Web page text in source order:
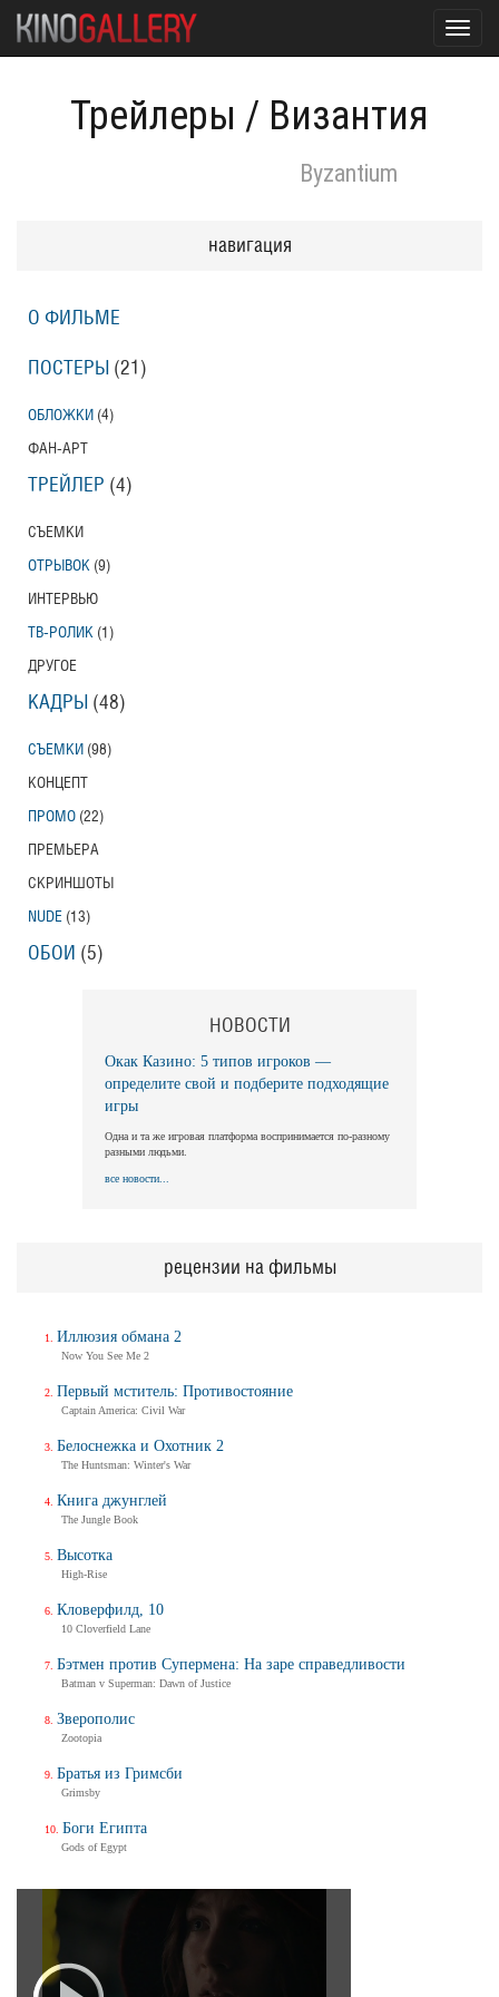
Трейлеры / Византия
Byzantium
навигация
О ФИЛЬМЕ
ПОСТЕРЫ (21)
ОБЛОЖКИ (4)
ФАН-АРТ
ТРЕЙЛЕР (4)
СЪЕМКИ
ОТРЫВОК (9)
ИНТЕРВЬЮ
ТВ-РОЛИК (1)
ДРУГОЕ
КАДРЫ (48)
СЪЕМКИ (98)
КОНЦЕПТ
ПРОМО (22)
ПРЕМЬЕРА
СКРИНШОТЫ
NUDE (13)
ОБОИ (5)
НОВОСТИ
Окак Казино: 5 типов игроков —
определите свой и подберите подходящие
игры
Одна и та же игровая платформа воспринимается по-разному
разными людьми.
все новости...
рецензии на фильмы
Иллюзия обмана 2
Now You See Me 2
Первый мститель: Противостояние
Captain America: Civil War
Белоснежка и Охотник 2
The Huntsman: Winter's War
Книга джунглей
The Jungle Book
Высотка
High-Rise
Кловерфилд, 10
10 Cloverfield Lane
Бэтмен против Супермена: На заре справедливости
Batman v Superman: Dawn of Justice
Зверополис
Zootopia
Братья из Гримсби
Grimsby
Боги Египта
Gods of Egypt